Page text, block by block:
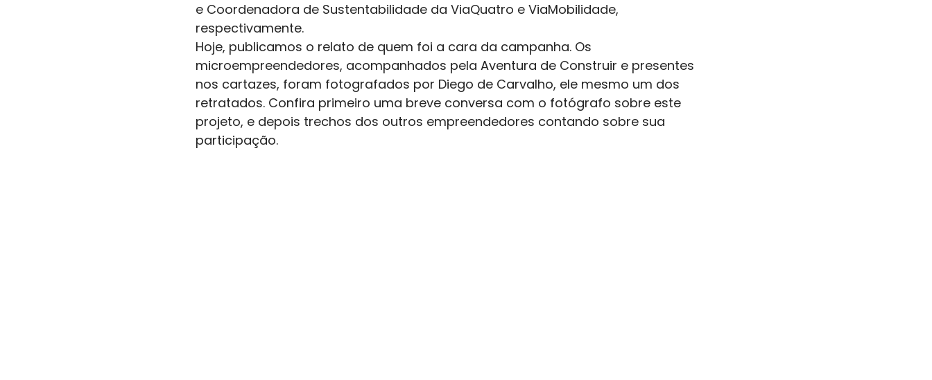
e Coordenadora de Sustentabilidade da ViaQuatro e ViaMobilidade,
respectivamente.
Hoje, publicamos o relato de quem foi a cara da campanha. Os
microempreendedores, acompanhados pela Aventura de Construir e presentes
nos cartazes, foram fotografados por Diego de Carvalho, ele mesmo um dos
retratados. Confira primeiro uma breve conversa com o fotógrafo sobre este
projeto, e depois trechos dos outros empreendedores contando sobre sua
participação.